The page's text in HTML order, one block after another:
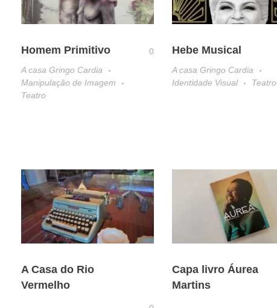
Homem Primitivo
0
A casa Gringo Cardia
Manipulação de Imagem
Teatro
Hebe Musical
A casa Gringo Cardia
Identidade Visual
Teatro
A Casa do Rio
Vermelho
Capa livro Áurea
Martins